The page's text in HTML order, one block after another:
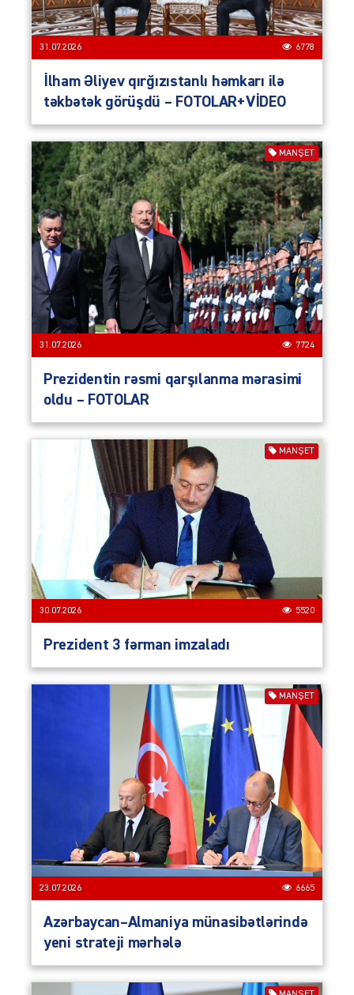
31.07.2026 6778
İlham Əliyev qırğızıstanlı həmkarı ilə
təkbətək görüşdü – FOTOLAR+VİDEO
MANŞET
31.07.2026 7724
Prezidentin rəsmi qarşılanma mərasimi
oldu – FOTOLAR
MANŞET
30.07.2026 5520
Prezident 3 fərman imzaladı
MANŞET
23.07.2026 6665
Azərbaycan–Almaniya münasibətlərində
yeni strateji mərhələ